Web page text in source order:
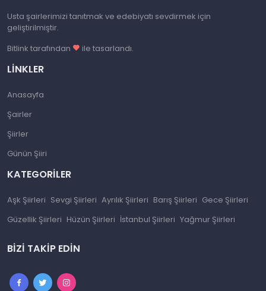
Usta şairlerimizi tanıtmak ve edebiyatı sevdirmek için
geliştirilmiştir.
Bitlink tarafından
ile tasarlandı.
LINKLER
Anasayfa
Şairler
Şiirler
Günün Şiiri
KATEGORILER
Aşk Şiirleri Sevgi Şiirleri Ayrılık Şiirleri Barış Şiirleri Gece Şiirleri
Güzellik Şiirleri Hüzün Şiirleri İstanbul Şiirleri Yağmur Şiirleri
BIZI TAKIP EDIN